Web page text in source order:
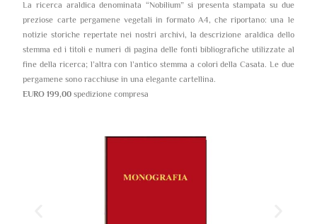
La ricerca araldica denominata “Nobilium” si presenta stampata su due
preziose carte pergamene vegetali in formato A4, che riportano: una le
notizie storiche repertate nei nostri archivi, la descrizione araldica dello
stemma ed i titoli e numeri di pagina delle fonti bibliografiche utilizzate al
fine della ricerca; l’altra con l’antico stemma a colori della Casata. Le due
pergamene sono racchiuse in una elegante cartellina.
EURO 199,00 spedizione compresa